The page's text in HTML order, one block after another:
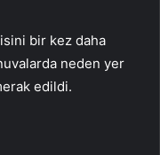
bir kez daha
neden yer
edildi.